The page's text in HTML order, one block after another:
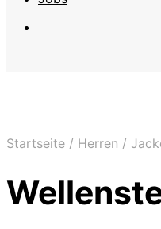
Startseite / Herren /